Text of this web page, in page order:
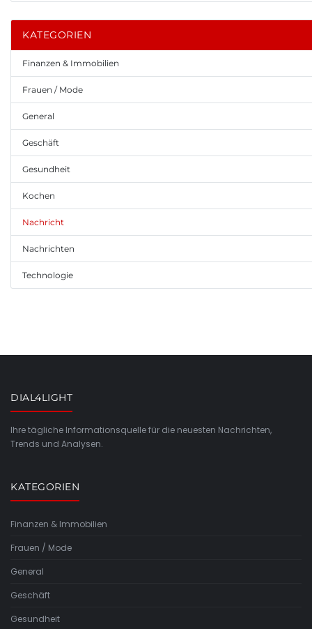
KATEGORIEN
Finanzen & Immobilien
Frauen / Mode
General
Geschäft
Gesundheit
Kochen
Nachricht
Nachrichten
Technologie
DIAL4LIGHT
Ihre tägliche Informationsquelle für die neuesten Nachrichten,
Trends und Analysen.
KATEGORIEN
Finanzen & Immobilien
Frauen / Mode
General
Geschäft
Gesundheit